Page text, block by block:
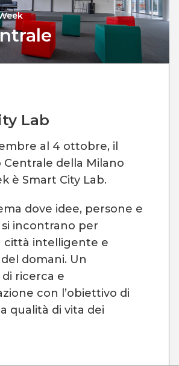
Lab
al 4 ottobre, il
Centrale della Milano
è Smart City Lab.
dove idee, persone e
incontrano per
città intelligente e
domani. Un
ricerca e
con l’obiettivo di
qualità di vita dei